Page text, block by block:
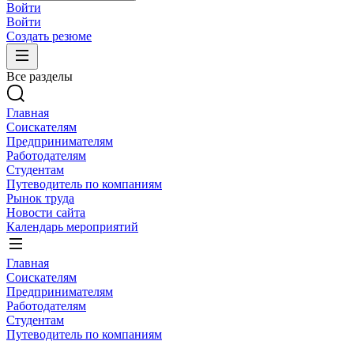
Войти
Войти
Создать резюме
Все разделы
Главная
Соискателям
Предпринимателям
Работодателям
Студентам
Путеводитель по компаниям
Рынок труда
Новости сайта
Календарь мероприятий
Главная
Соискателям
Предпринимателям
Работодателям
Студентам
Путеводитель по компаниям